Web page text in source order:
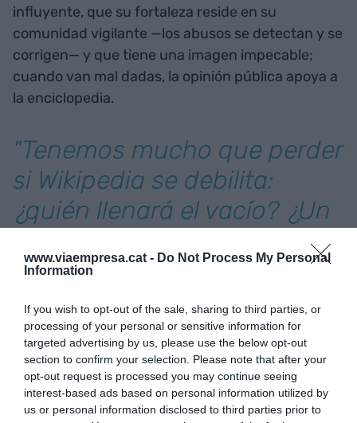
www.viaempresa.cat - Do Not Process My Personal
Information
If you wish to opt-out of the sale, sharing to third parties, or
processing of your personal or sensitive information for
targeted advertising by us, please use the below opt-out
section to confirm your selection. Please note that after your
opt-out request is processed you may continue seeing
interest-based ads based on personal information utilized by
us or personal information disclosed to third parties prior to
influyente, que su fortaleza reside en su
comunidad vigilante —los abusos se detectan y se
corrigen— y que tiene una imagen impecable;
cuando van mal dadas, la opinión pública apoya a
la enciclopedia.
"Tenemos mucho que perder
si Wikipedia se debilita:
¿quién llenará el vacío? ¿Un
buscador privado? ¿Una IA
propietaria? ¿La Grokipèdia
de Musk? ¿ChatGPT? Parece
el peor de los mundos"
No obstante, existe una amenaza más sutil y
sistémica: el hecho de que cada vez consumimos
más Wikipedia de forma indirecta. Los